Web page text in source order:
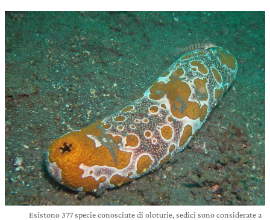
Esistono 377 specie conosciute di oloturie, sedici sono considerate a